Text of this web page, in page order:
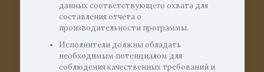
данных соответствующего охвата для
составления отчета о
производительности программы.
Исполнители должны обладать
необходимым потенциалом для
соблюдения качественных требований и